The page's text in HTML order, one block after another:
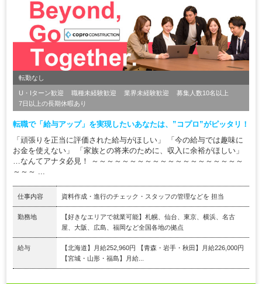
転勤なし
U・Iターン歓迎 職種未経験歓迎 業界未経験歓迎
募集人数10名以上
7日以上の長期休暇あり
転職で「給与アップ」を実現したいあなたは、”コプロ”がピッタリ！
「頑張りを正当に評価された給与がほしい」 「今の給与では趣味に
お金を使えない」 「家族との将来のために、収入に余裕がほしい」
…なんてアナタ必見！ ～～～～～～～～～～～～～～～～～～～～
～～～ ...
仕事内容 資料作成・進行のチェック・スタッフの管理などを 担当
勤務地
【好きなエリアで就業可能】札幌、仙台、東京、横浜、名古
屋、大阪、広島、福岡など全国各地の拠点
給与
【北海道】月給252,960円 【青森・岩手・秋田】月給226,000円
【宮城・山形・福島】月給...